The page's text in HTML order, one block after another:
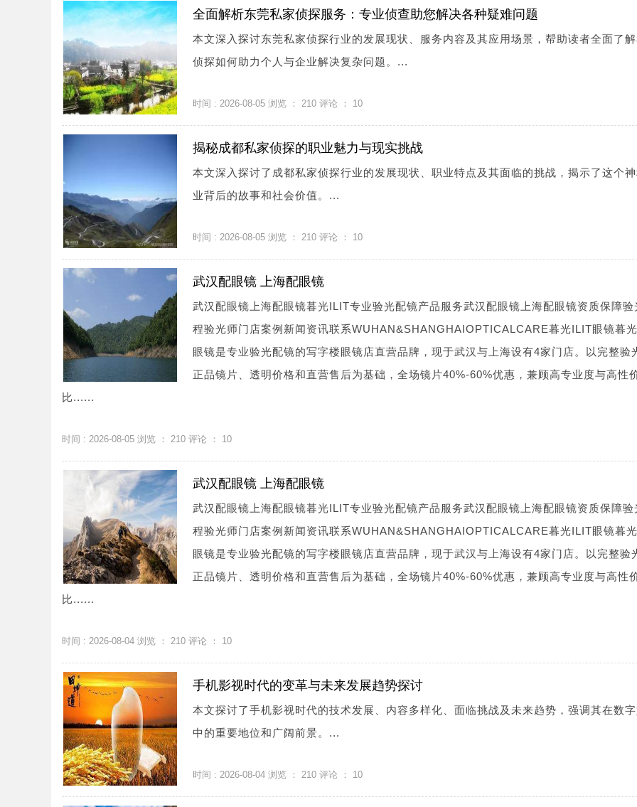
全面解析东莞私家侦探服务：专业侦查助您解决各种疑难问题
本文深入探讨东莞私家侦探行业的发展现状、服务内容及其应用场景，帮助读者全面了
侦探如何助力个人与企业解决复杂问题。...
时间 : 2026-08-05 浏览 ： 210 评论 ： 10
揭秘成都私家侦探的职业魅力与现实挑战
本文深入探讨了成都私家侦探行业的发展现状、职业特点及其面临的挑战，揭示了这个
业背后的故事和社会价值。...
时间 : 2026-08-05 浏览 ： 210 评论 ： 10
武汉配眼镜 上海配眼镜
武汉配眼镜上海配眼镜暮光ILIT专业验光配镜产品服务武汉配眼镜上海配眼镜资质保障验
程验光师门店案例新闻资讯联系WUHAN&SHANGHAIOPTICALCARE暮光ILIT眼镜暮
眼镜是专业验光配镜的写字楼眼镜店直营品牌，现于武汉与上海设有4家门店。以完整验
正品镜片、透明价格和直营售后为基础，全场镜片40%-60%优惠，兼顾高专业度与高性
比......
时间 : 2026-08-05 浏览 ： 210 评论 ： 10
武汉配眼镜 上海配眼镜
武汉配眼镜上海配眼镜暮光ILIT专业验光配镜产品服务武汉配眼镜上海配眼镜资质保障验
程验光师门店案例新闻资讯联系WUHAN&SHANGHAIOPTICALCARE暮光ILIT眼镜暮
眼镜是专业验光配镜的写字楼眼镜店直营品牌，现于武汉与上海设有4家门店。以完整验
正品镜片、透明价格和直营售后为基础，全场镜片40%-60%优惠，兼顾高专业度与高性
比......
时间 : 2026-08-04 浏览 ： 210 评论 ： 10
手机影视时代的变革与未来发展趋势探讨
本文探讨了手机影视时代的技术发展、内容多样化、面临挑战及未来趋势，强调其在数
中的重要地位和广阔前景。...
时间 : 2026-08-04 浏览 ： 210 评论 ： 10